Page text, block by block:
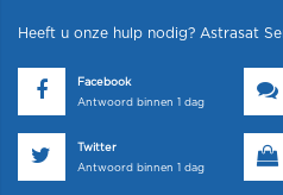
Heeft u onze hulp nodig? Astrasat
Facebook
Antwoord binnen 1 dag
Twitter
Antwoord binnen 1 dag